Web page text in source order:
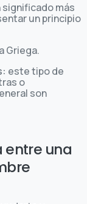
más
un principio
Griega.
este tipo de
o
son
entre una